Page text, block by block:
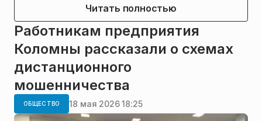
Читать полностью
Работникам предприятия
Коломны рассказали о схемах
дистанционного
мошенничества
ОБЩЕСТВО 18 мая 2026 18:25